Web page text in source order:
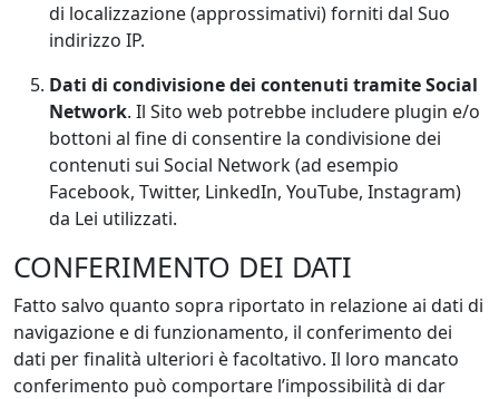
di localizzazione (approssimativi) forniti dal Suo
indirizzo IP.
Dati di condivisione dei contenuti tramite Social
Network. Il Sito web potrebbe includere plugin e/o
bottoni al fine di consentire la condivisione dei
contenuti sui Social Network (ad esempio
Facebook, Twitter, LinkedIn, YouTube, Instagram)
da Lei utilizzati.
CONFERIMENTO DEI DATI
Fatto salvo quanto sopra riportato in relazione ai dati di
navigazione e di funzionamento, il conferimento dei
dati per finalità ulteriori è facoltativo. Il loro mancato
conferimento può comportare l’impossibilità di dar